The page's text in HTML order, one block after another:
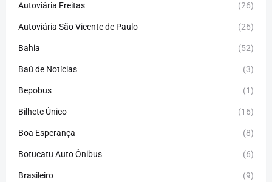
Autoviária Freitas (26)
Autoviária São Vicente de Paulo (26)
Bahia (52)
Baú de Notícias (3)
Bepobus (1)
Bilhete Único (16)
Boa Esperança (8)
Botucatu Auto Ônibus (6)
Brasileiro (9)